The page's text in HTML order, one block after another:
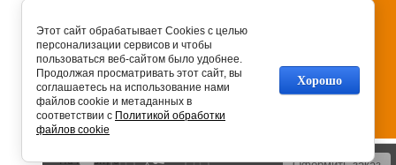
На главную
Этот сайт обрабатывает Cookies с целью
персонализации сервисов и чтобы
пользоваться веб-сайтом было удобнее.
Продолжая просматривать этот сайт, вы
соглашаетесь на использование нами
файлов cookie и метаданных в
соответствии с Политикой обработки
файлов cookie
Хорошо